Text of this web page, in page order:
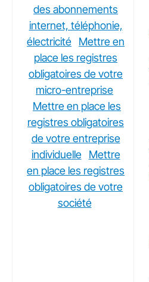
des abonnements
internet, téléphonie,
électricité
Mettre en
place les registres
obligatoires de votre
micro-entreprise
Mettre en place les
registres obligatoires
de votre entreprise
individuelle
Mettre
en place les registres
obligatoires de votre
société